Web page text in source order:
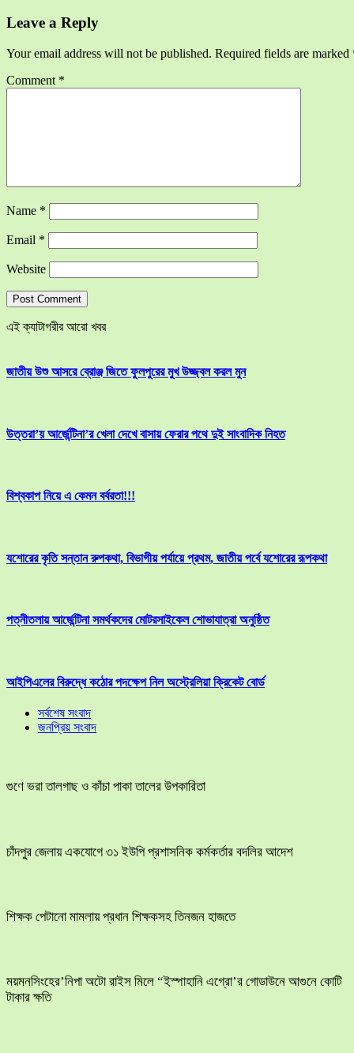
Leave a Reply
Your email address will not be published. Required fields are marked
Comment *
Name *
Email *
Website
এই ক্যাটাগরীর আরো খবর
জাতীয় উশু আসরে ব্রোঞ্জ জিতে ফুলপুরের মুখ উজ্জ্বল করল মুন
উত্তরা’য় আর্জেন্টিনা’র খেলা দেখে বাসায় ফেরার পথে দুই সাংবাদিক নিহত
বিশ্বকাপ নিয়ে এ কেমন বর্বরতা!!!
যশোরের কৃতি সন্তান রুপকথা, বিভাগীয় পর্যায়ে প্রথম, জাতীয় পর্বে যশোরের রূপকথা
পত্নীতলায় আর্জেন্টিনা সমর্থকদের মোটরসাইকেল শোভাযাত্রা অনুষ্ঠিত
আইপিএলের বিরুদ্ধে কঠোর পদক্ষেপ নিল অস্ট্রেলিয়া ক্রিকেট বোর্ড
সর্বশেষ সংবাদ
জনপ্রিয় সংবাদ
গুণে ভরা তালগাছ ও কাঁচা পাকা তালের উপকারিতা
চাঁদপুর জেলায় একযোগে ৩১ ইউপি প্রশাসনিক কর্মকর্তার বদলির আদেশ
শিক্ষক পেটানো মামলায় প্রধান শিক্ষকসহ তিনজন হাজতে
ময়মনসিংহের’নিপা অটো রাইস মিলে “ইস্পাহানি এগ্রো’র গোডাউনে আগুনে কোটি
টাকার ক্ষতি